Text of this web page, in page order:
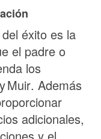
éxito es la
el padre o
los
Muir. Además
adicionales,
y el